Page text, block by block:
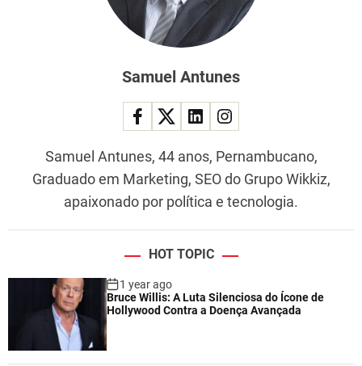
Samuel Antunes
Samuel Antunes, 44 anos, Pernambucano,
Graduado em Marketing, SEO do Grupo Wikkiz,
apaixonado por política e tecnologia.
HOT TOPIC
1 year ago
Bruce Willis: A Luta Silenciosa do Ícone de
Hollywood Contra a Doença Avançada